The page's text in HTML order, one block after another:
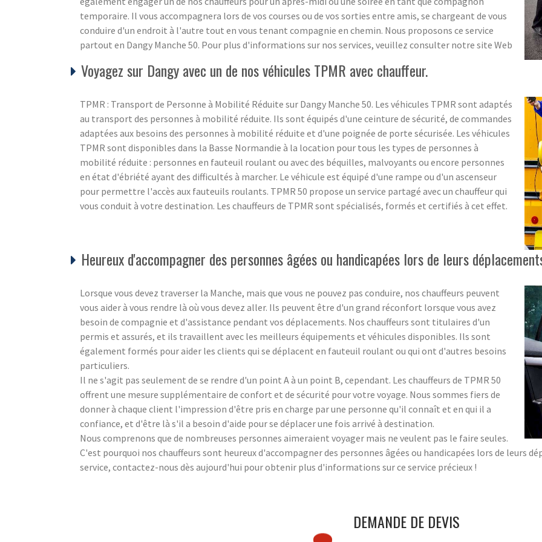
temporaire. Il vous accompagnera lors de vos courses ou de vos sorties entre amis, se chargeant de vous
conduire d'un endroit à l'autre tout en vous tenant compagnie en chemin. Nous proposons ce service
partout en Dangy Manche 50. Pour plus d'informations sur nos services, veuillez consulter notre site Web
Voyagez sur Dangy avec un de nos véhicules TPMR avec chauffeur.
TPMR : Transport de Personne à Mobilité Réduite sur Dangy Manche 50. Les véhicules TPMR sont adaptés
au transport des personnes à mobilité réduite. Ils sont équipés d'une ceinture de sécurité, de commandes
adaptées aux besoins des personnes à mobilité réduite et d'une poignée de porte sécurisée. Les véhicules
TPMR sont disponibles dans la Basse Normandie à la location pour tous les types de personnes à
mobilité réduite : personnes en fauteuil roulant ou avec des béquilles, malvoyants ou encore personnes
en état d'ébriété ayant des difficultés à marcher. Le véhicule est équipé d'une rampe ou d'un ascenseur
pour permettre l'accès aux fauteuils roulants. TPMR 50 propose un service partagé avec un chauffeur qui
vous conduit à votre destination. Les chauffeurs de TPMR sont spécialisés, formés et certifiés à cet effet.
Heureux d'accompagner des personnes âgées ou handicapées lors de leurs
Lorsque vous devez traverser la Manche, mais que vous ne pouvez pas conduire, nos chauffeurs peuvent
vous aider à vous rendre là où vous devez aller. Ils peuvent être d'un grand réconfort lorsque vous avez
besoin de compagnie et d'assistance pendant vos déplacements. Nos chauffeurs sont titulaires d'un
permis et assurés, et ils travaillent avec les meilleurs équipements et véhicules disponibles. Ils sont
également formés pour aider les clients qui se déplacent en fauteuil roulant ou qui ont d'autres besoins
particuliers.
Il ne s'agit pas seulement de se rendre d'un point A à un point B, cependant. Les chauffeurs de TPMR 50
offrent une mesure supplémentaire de confort et de sécurité pour votre voyage. Nous sommes fiers de
donner à chaque client l'impression d'être pris en charge par une personne qu'il connaît et en qui il a
confiance, et d'être là s'il a besoin d'aide pour se déplacer une fois arrivé à destination.
Nous comprenons que de nombreuses personnes aimeraient voyager mais ne veulent pas le faire seules.
C'est pourquoi nos chauffeurs sont heureux d'accompagner des personnes âgées ou handicapées lors de leurs
service, contactez-nous dès aujourd'hui pour obtenir plus d'informations sur ce service précieux !
DEMANDE DE DEVIS